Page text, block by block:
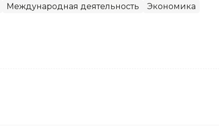
Международная деятельность
Экономика